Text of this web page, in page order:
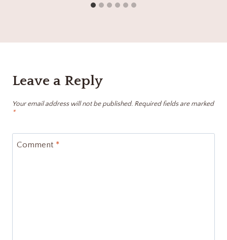
Leave a Reply
Your email address will not be published. Required fields are marked
*
Comment *